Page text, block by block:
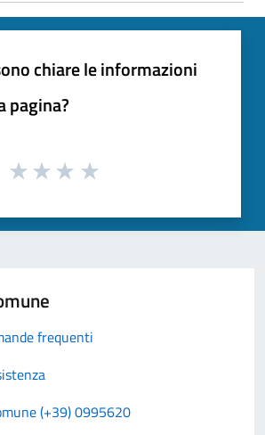
chiare le informazioni
pagina?
frequenti
(+39) 0995620